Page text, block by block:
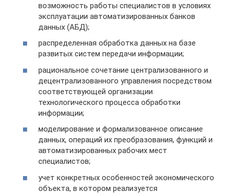
возможность работы специалистов в условиях
эксплуатации автоматизированных банков
данных (АБД);
распределенная обработка данных на базе
развитых систем передачи информации;
рациональное сочетание централизованного и
децентрализованного управления посредством
соответствующей организации
технологического процесса обработки
информации;
моделирование и формализованное описание
данных, операций их преобразования, функций и
автоматизированных рабочих мест
специалистов;
учет конкретных особенностей экономического
объекта, в котором реализуется